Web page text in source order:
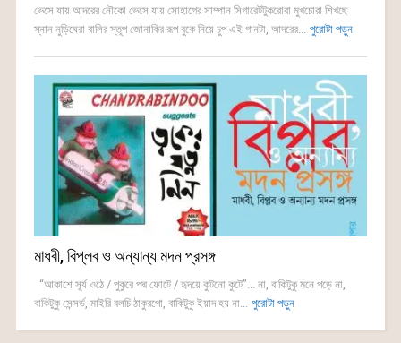
ভেসে যায় আদরের নৌকো ভেসে যায় সোহাগের সাম্পান সিগারেটটুকরোরা মুখচোরা শিখছে
স্নান নুড়িঘেরা বালির স্তূপ জোনাকির রূপ বুকে নিয়ে চুপ এই গানটা, আদরের... পুরোটা পড়ুন
মাধবী, বিপ্লব ও অন্যান্য মদন প্রসঙ্গ
“আকাশে সূর্য ওঠে / পুকুরে পদ্ম ফোটে / হৃদয়ে কুটনো কুটে”... না, বাকিটুকু মনে পড়ে না,
বাকিটুকু সেন্সর্ড, মাইরি বলচি ঠাকুরপো, বাকিটুকু ইয়াদ হয় না... পুরোটা পড়ুন